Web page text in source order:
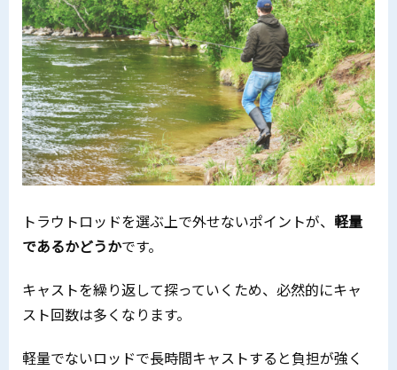
トラウトロッドを選ぶ上で外せないポイントが、 軽量
であるかどうかです。
キャストを繰り返して探っていくため、必然的にキャ
スト回数は多くなります。
軽量でないロッドで長時間キャストすると負担が強く